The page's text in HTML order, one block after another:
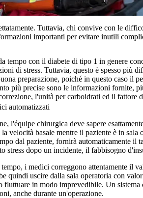
Tuttavia, chi convive con le
importanti per evitare inutili
tempo con il diabete di tipo 1 in genere
di stress. Tuttavia, questo è spesso più
preparazione, poiché in questo caso il
più precise sono le informazioni fornite,
l'unità per carboidrati ed il fattore
automatizzati
l'équipe chirurgica deve sapere
la velocità basale mentre il paziente è in
dal paziente, fornirà automaticamente il
stress dopo un incidente, il fabbisogno
i medici correggono attentamente il
quindi uscire dalla sala operatoria con
fluttuare in modo imprevedibile. Un
anche durante un'operazione.